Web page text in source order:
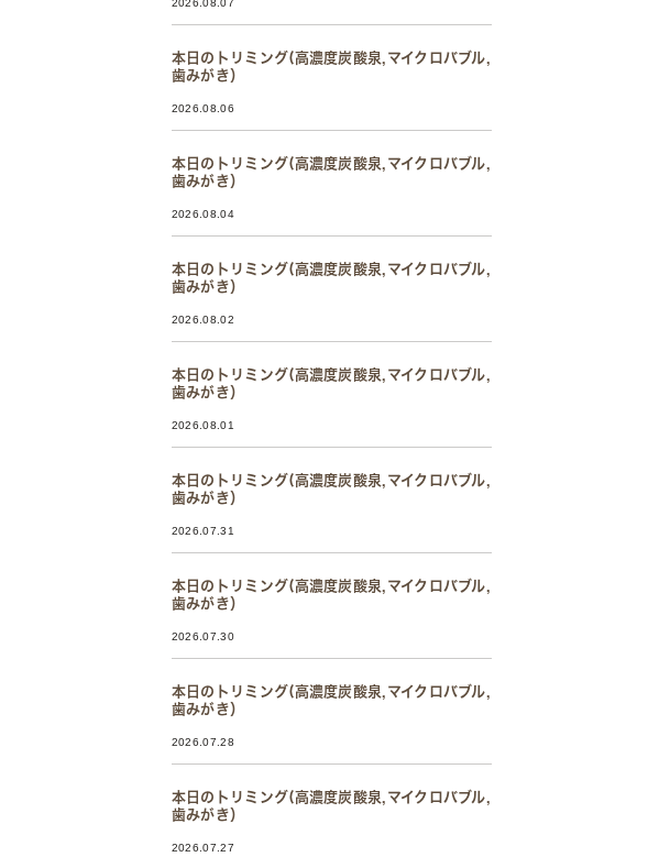
2026.08.07
本日のトリミング(高濃度炭酸泉,マイクロバブル,
歯みがき）
2026.08.06
本日のトリミング(高濃度炭酸泉,マイクロバブル,
歯みがき）
2026.08.04
本日のトリミング(高濃度炭酸泉,マイクロバブル,
歯みがき）
2026.08.02
本日のトリミング(高濃度炭酸泉,マイクロバブル,
歯みがき）
2026.08.01
本日のトリミング(高濃度炭酸泉,マイクロバブル,
歯みがき）
2026.07.31
本日のトリミング(高濃度炭酸泉,マイクロバブル,
歯みがき）
2026.07.30
本日のトリミング(高濃度炭酸泉,マイクロバブル,
歯みがき）
2026.07.28
本日のトリミング(高濃度炭酸泉,マイクロバブル,
歯みがき）
2026.07.27